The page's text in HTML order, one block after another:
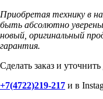
Приобретая технику в
быть абсолютно
новый, оригинальный
гарантия.
Сделать заказ и
+7(4722)219-217 и в